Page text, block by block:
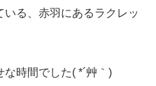
る、赤羽にあるラクレッ
時間でした( *´艸｀)